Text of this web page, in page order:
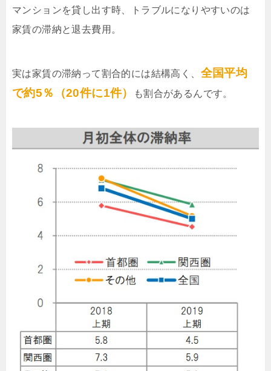
マンションを貸し出す時、トラブルになりやすいのは
家賃の滞納と退去費用。
実は家賃の滞納って割合的には結構高く、 全国平均
で約5％（20件に1件）
も割合があるんです。